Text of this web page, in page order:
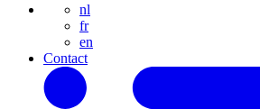
nl
fr
en
Contact